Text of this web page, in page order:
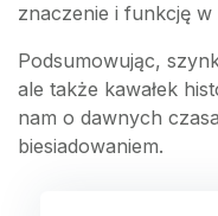
znaczenie i funkcję w
Podsumowując,
ale także kawałek
nam o dawnych
biesiadowaniem.